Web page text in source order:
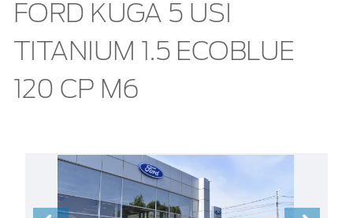
FORD KUGA 5 USI
TITANIUM 1.5 ECOBLUE
120 CP M6